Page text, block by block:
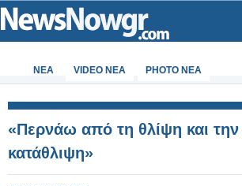
ΝΕΑ VIDEO NEA PHOTO NEA
«Περνάω από τη θλίψη και
κατάθλιψη»